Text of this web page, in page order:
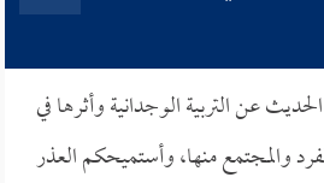
عن التربية الوجدانية وأثرها في
والمجتمع منها، وأستميحكم العذر